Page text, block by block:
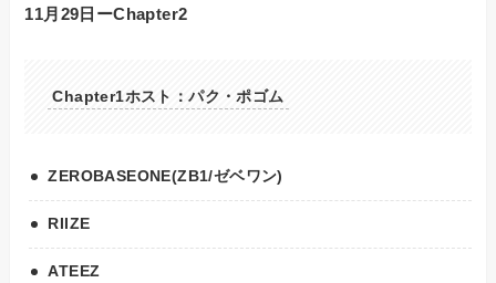
11月29日ーChapter2
Chapter1ホスト：パク・ポゴム
ZEROBASEONE(ZB1/ゼベワン)
RIIZE
ATEEZ